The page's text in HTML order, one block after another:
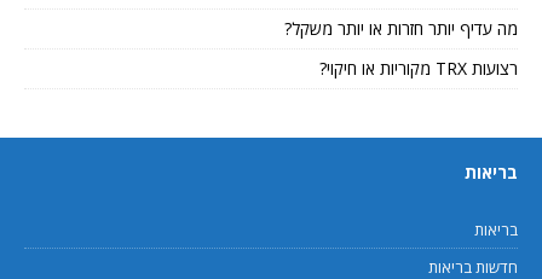
מה עדיף יותר חזרות או יותר משקל?
רצועות TRX מקוריות או חיקוי?
בריאות
בריאות
חדשות בריאות